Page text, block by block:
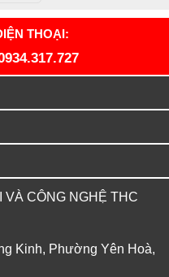
THOẠI:
CÔNG NGHỆ THC
Kinh, Phường Yên Hoà,